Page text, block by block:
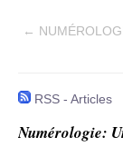
←
RSS - Articles
Numérologie: